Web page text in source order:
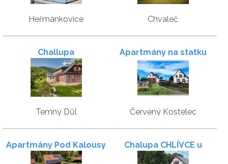
Heřmánkovice Chvaleč
Challupa
Temný Důl
Apartmány na statku
Červený Kostelec
Apartmány Pod Kalousy
Chalupa CHLÍVCE u
Adršpašských skal